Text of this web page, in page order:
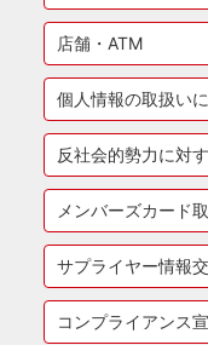
店舗・ATM
個人情報の取扱い
反社会的勢力に対
メンバーズカード
サプライヤー情報
コンプライアンス